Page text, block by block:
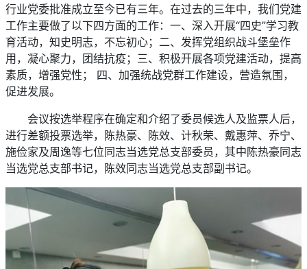
行业党委批准成立至今已有三年。在过去的三年中，我们党建
工作主要做了以下四方面的工作：一、深入开展“四史”学习教
育活动，知史明志，不忘初心；二、发挥党组织战斗堡垒作
用，凝心聚力，团结抗疫；三、积极开展各项党建活动，提高
素质，增强党性； 四、加强统战党群工作建设，营造氛围，
促进发展。
会议按选举程序在确定和介绍了委员候选人及监票人后，
进行差额投票选举，陈热豪、陈效、计秋荣、戴惠萍、乔宁、
施俭家及周逸等七位同志当选党总支部委员，其中陈热豪同志
当选党总支部书记，陈效同志当选党总支部副书记。